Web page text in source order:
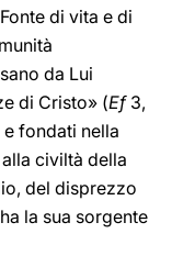
di vita e di
da Lui
di Cristo» (Ef3,
fondati nella
civiltà della
del disprezzo
la sua sorgente